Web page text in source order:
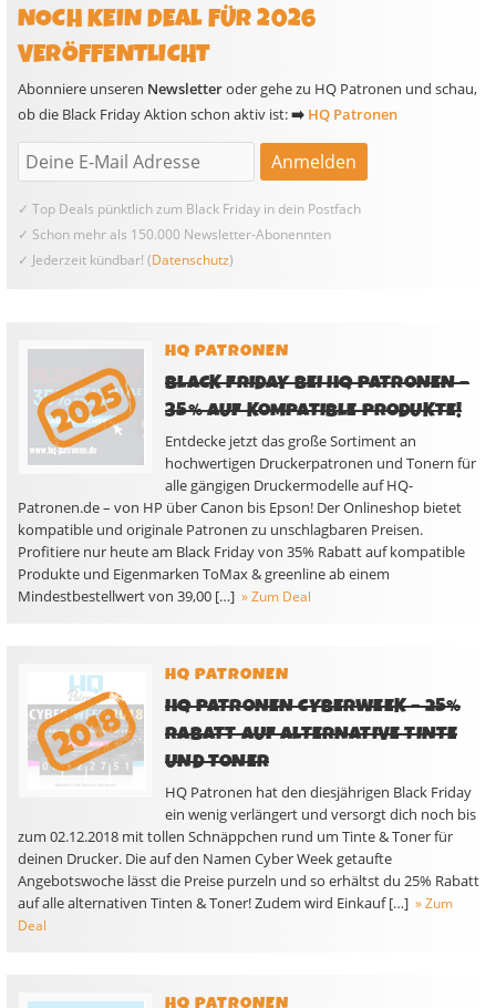
NOCH KEIN DEAL FÜR 2026
VERÖFFENTLICHT
Abonniere unseren Newsletteroder gehe zu HQ Patronen und schau,
ob die Black Friday Aktion schon aktiv ist:➡️ HQ Patronen
✓ Top Deals pünktlich zum Black Friday in dein Postfach
✓ Schon mehr als 150.000 Newsletter-Abonennten
✓ Jederzeit kündbar! (Datenschutz)
HQ PATRONEN
BLACK FRIDAY BEI HQ PATRONEN –
35% AUF KOMPATIBLE PRODUKTE!
Entdecke jetzt das große Sortiment an
hochwertigen Druckerpatronen und Tonern für
alle gängigen Druckermodelle auf HQ-
Patronen.de – von HP über Canon bis Epson! Der Onlineshop bietet
kompatible und originale Patronen zu unschlagbaren Preisen.
Profitiere nur heute am Black Friday von 35% Rabatt auf kompatible
Produkte und Eigenmarken ToMax & greenline ab einem
Mindestbestellwert von 39,00 […] » Zum Deal
HQ PATRONEN
HQ PATRONEN CYBERWEEK – 25%
RABATT AUF ALTERNATIVE TINTE
UND TONER
HQ Patronen hat den diesjährigen Black Friday
ein wenig verlängert und versorgt dich noch bis
zum 02.12.2018 mit tollen Schnäppchen rund um Tinte & Toner für
deinen Drucker. Die auf den Namen Cyber Week getaufte
Angebotswoche lässt die Preise purzeln und so erhältst du 25% Rabatt
auf alle alternativen Tinten & Toner! Zudem wird Einkauf […] » Zum
Deal